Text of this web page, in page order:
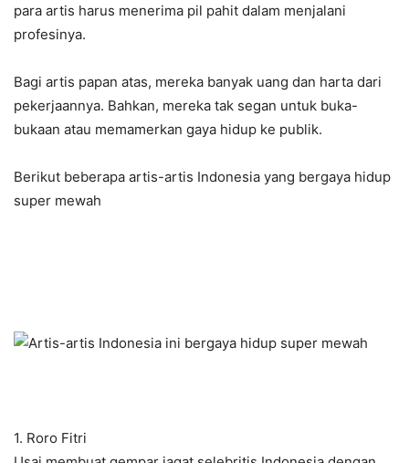
para artis harus menerima pil pahit dalam menjalani
profesinya.
Bagi artis papan atas, mereka banyak uang dan harta dari
pekerjaannya. Bahkan, mereka tak segan untuk buka-
bukaan atau memamerkan gaya hidup ke publik.
Berikut beberapa artis-artis Indonesia yang bergaya hidup
super mewah
1. Roro Fitri